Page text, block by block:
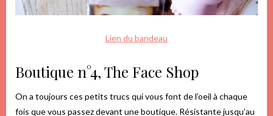
Lien du bandeau
Boutique n°4, The Face Shop
On a toujours ces petits trucs qui vous font de l’oeil à chaque
fois que vous passez devant une boutique. Résistante jusqu’au